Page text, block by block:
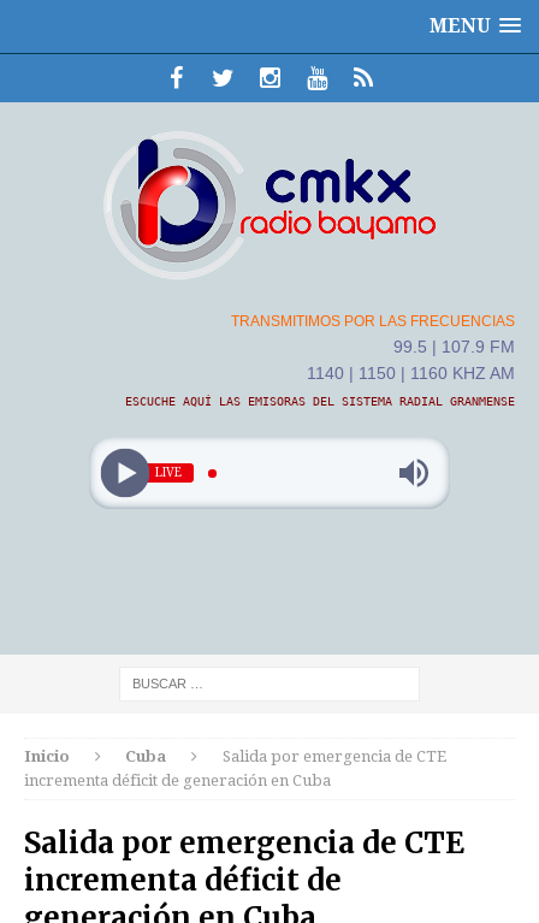
MENU
TRANSMITIMOS POR LAS FRECUENCIAS
99.5 | 107.9 FM
1140 | 1150 | 1160 KHZ AM
ESCUCHE AQUÍ LAS EMISORAS DEL SISTEMA RADIAL GRANMENSE
LIVE
Inicio Cuba
Salida por emergencia de CTE
incrementa déficit de generación en Cuba
Salida por emergencia de CTE
incrementa déficit de